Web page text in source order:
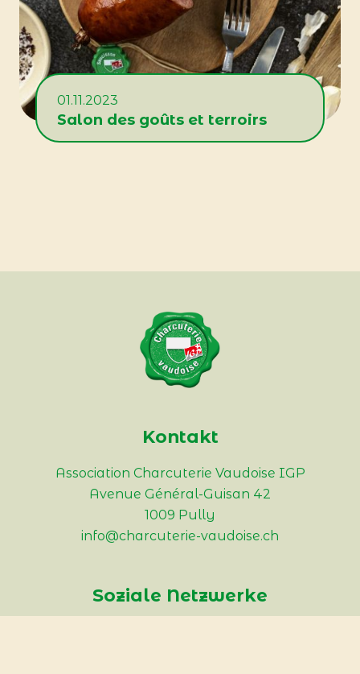
01.11.2023
Salon des goûts et terroirs
Kontakt
Association Charcuterie Vaudoise IGP
Avenue Général-Guisan 42
1009 Pully
info@charcuterie-vaudoise.ch
Soziale Netzwerke